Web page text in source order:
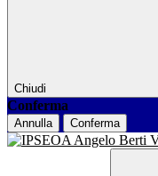
Chiudi
Conferma
Annulla Conferma